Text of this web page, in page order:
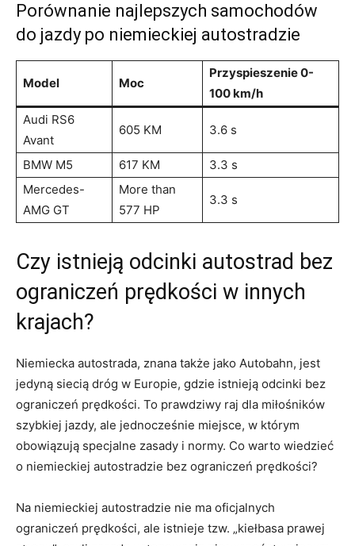
Porównanie⁢ najlepszych ‌samochodów
do jazdy po niemieckiej autostradzie
Model Moc
Przyspieszenie 0-
100⁢ km/h
Audi ​RS6
Avant
605 ⁢KM 3.6 s
BMW M5 617⁢ KM
3.3 s
Mercedes-
AMG GT
More​ than​
577 HP
3.3 s
Czy istnieją odcinki autostrad bez
ograniczeń​ prędkości w innych
krajach?
Niemiecka autostrada,⁣ znana także jako Autobahn,⁢ jest
jedyną siecią dróg w Europie, ​gdzie⁢ istnieją odcinki bez
ograniczeń‌ prędkości. To prawdziwy raj‌ dla miłośników
‌szybkiej jazdy, ale jednocześnie miejsce, w którym
obowiązują specjalne zasady i normy. Co warto wiedzieć
o⁢ niemieckiej⁢ autostradzie bez ograniczeń prędkości?
Na niemieckiej autostradzie nie ma oficjalnych
ograniczeń prędkości, ale istnieje tzw. „kiełbasa prawej